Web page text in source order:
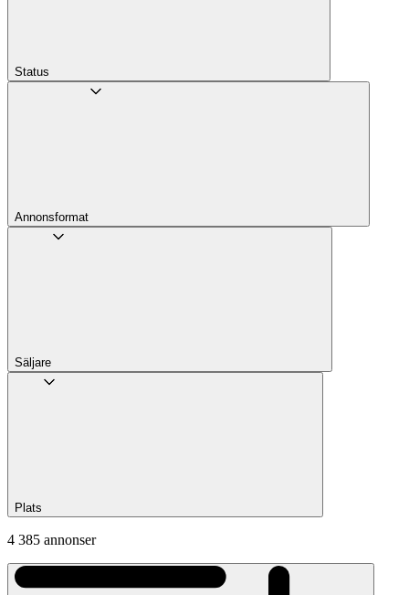
Status
Annons­format
Säljare
Plats
4 385 annonser